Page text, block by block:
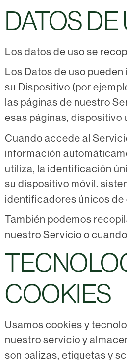
DATOS DE
Los datos de uso se
Los Datos de uso
su Dispositivo (por
las páginas de nuestro
esas páginas,
Cuando accede al
información
utiliza, la identificación
su dispositivo móvil.
identificadores únicos de
También podemos
nuestro Servicio o
COOKIES
Usamos cookies y
nuestro servicio y
son balizas, etiquetas y